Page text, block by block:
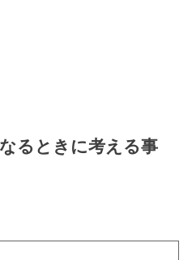
るときに考える事